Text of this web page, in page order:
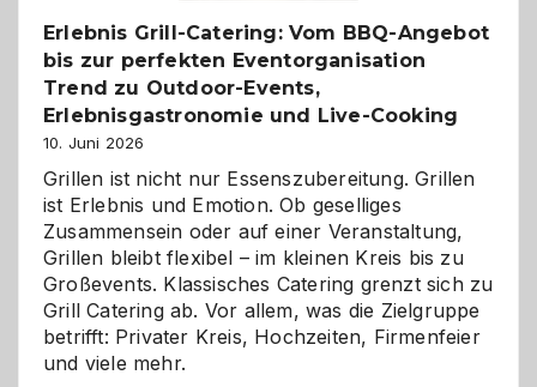
Erlebnis Grill-Catering: Vom BBQ-Angebot
bis zur perfekten Eventorganisation
Trend zu Outdoor-Events,
Erlebnisgastronomie und Live-Cooking
10. Juni 2026
Grillen ist nicht nur Essenszubereitung. Grillen
ist Erlebnis und Emotion. Ob geselliges
Zusammensein oder auf einer Veranstaltung,
Grillen bleibt flexibel – im kleinen Kreis bis zu
Großevents. Klassisches Catering grenzt sich zu
Grill Catering ab. Vor allem, was die Zielgruppe
betrifft: Privater Kreis, Hochzeiten, Firmenfeier
und viele mehr.